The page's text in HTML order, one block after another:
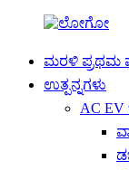
ಮರಳಿ ಪ್ರಥಮ
ಉತ್ಪನ್ನಗಳು
AC